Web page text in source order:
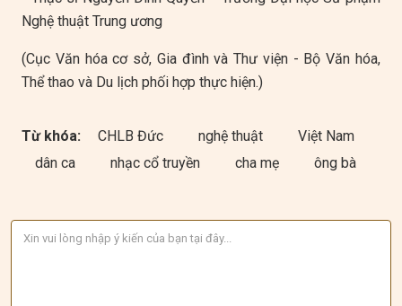
Nghệ thuật Trung ương
(Cục Văn hóa cơ sở, Gia đình và Thư viện - Bộ Văn hóa,
Thể thao và Du lịch phối hợp thực hiện.)
Từ khóa: CHLB Đức nghệ thuật
Việt Nam
dân ca
nhạc cổ truyền cha mẹ ông bà